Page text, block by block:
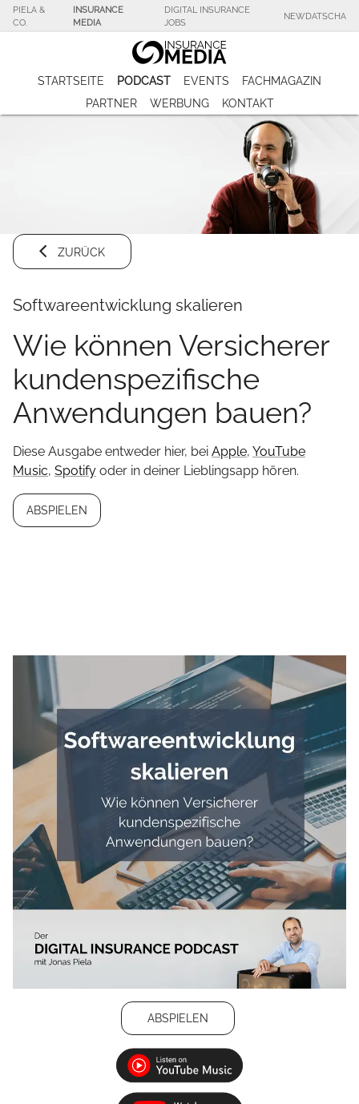
PIELA &
CO.
INSURANCE
MEDIA
DIGITAL INSURANCE
JOBS
NEWDATSCHA
STARTSEITE PODCAST EVENTS
FACHMAGAZIN
PARTNER
WERBUNG KONTAKT
ZURÜCK
Softwareentwicklung skalieren
Wie können Versicherer
kundenspezifische
Anwendungen bauen?
Diese Ausgabe entweder hier, bei Apple, YouTube
Music, Spotify oder in deiner Lieblingsapp hören.
ABSPIELEN
ABSPIELEN